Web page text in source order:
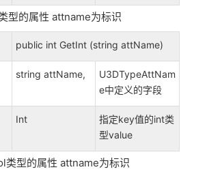
型的属性 attname为标识
public int GetInt (string attName)
string attName,
U3DTypeAttNam
e中定义的字段
Int
指定key值的int类
型value
类型的属性 attname为标识